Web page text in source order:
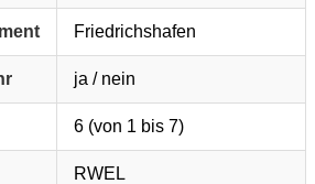
Friedrichshafen
ja / nein
6 (von 1 bis 7)
RWEL